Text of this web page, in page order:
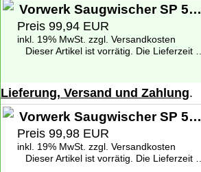
Vorwerk Saugwischer SP 520 - Set
Preis 99,94 EUR
inkl. 19% MwSt. zzgl. Versandkosten
Dieser Artikel ist vorrätig. Die Lieferzeit beträgt 1-2 Werktage deutschlandweit. Weitere Informationen zu den Lieferzeiten finden Sie unter
Lieferung, Versand und Zahlung.
Vorwerk Saugwischer SP 530 - Set
Preis 99,98 EUR
inkl. 19% MwSt. zzgl. Versandkosten
Dieser Artikel ist vorrätig. Die Lieferzeit beträgt 1-2 Werktage deutschlandweit. Weitere Informationen zu den Lieferzeiten finden Sie unter